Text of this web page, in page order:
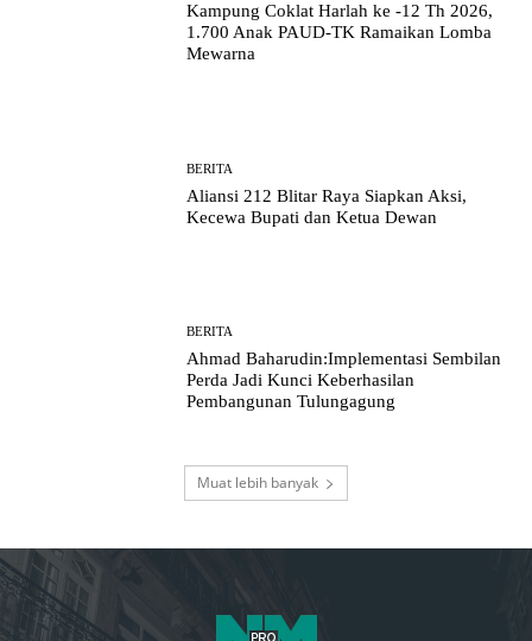
Kampung Coklat Harlah ke -12 Th 2026,
1.700 Anak PAUD-TK Ramaikan Lomba
Mewarna
BERITA
Aliansi 212 Blitar Raya Siapkan Aksi,
Kecewa Bupati dan Ketua Dewan
BERITA
Ahmad Baharudin:Implementasi Sembilan
Perda Jadi Kunci Keberhasilan
Pembangunan Tulungagung
Muat lebih banyak